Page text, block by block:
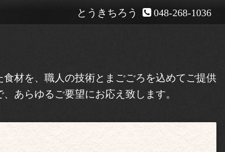
048-268-1036
とうきちろう
材を、職人の技術とまごごろを込めてご提供
あらゆるご要望にお応え致します。